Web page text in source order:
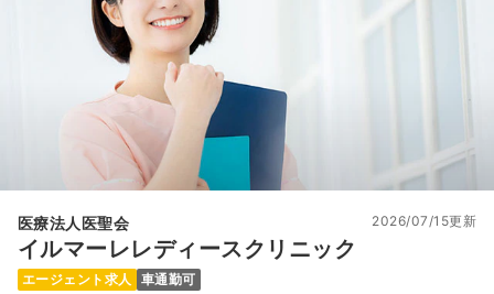
医療法人医聖会
イルマーレレディースクリニック
2026/07/15更新
エージェント求人 車通勤可